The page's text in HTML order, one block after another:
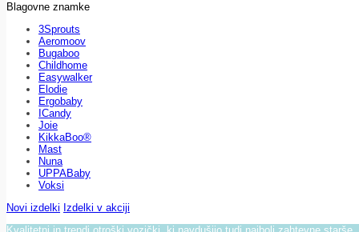
Blagovne znamke
3Sprouts
Aeromoov
Bugaboo
Childhome
Easywalker
Elodie
Ergobaby
ICandy
Joie
KikkaBoo®
Mast
Nuna
UPPABaby
Voksi
Novi izdelki Izdelki v akciji